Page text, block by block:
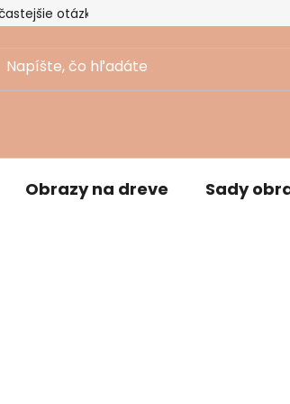
otázky
Obrazy na dreve Sady